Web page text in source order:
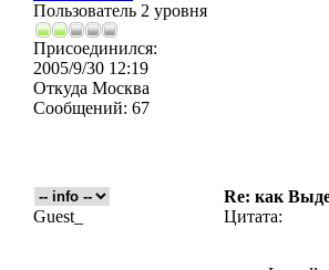
Пользователь 2 уровня
Присоединился:
2005/9/30 12:19
Откуда Москва
Сообщений: 67
Re: как
Guest_
Цитата: